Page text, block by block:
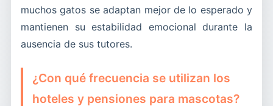
muchos gatos se adaptan mejor de lo esperado y
mantienen su estabilidad emocional durante la
ausencia de sus tutores.
¿Con qué frecuencia se utilizan los
hoteles y pensiones para mascotas?